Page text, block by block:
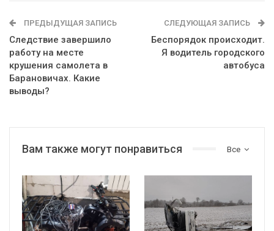
ПРЕДЫДУЩАЯ ЗАПИСЬ
Следствие завершило
работу на месте
крушения самолета в
Барановичах. Какие
выводы?
СЛЕДУЮЩАЯ ЗАПИСЬ
Беспорядок происходит.
Я водитель городского
автобуса
Все
Вам также могут понравиться